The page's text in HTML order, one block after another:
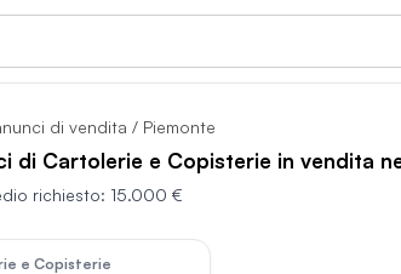
di vendita / Piemonte
di Cartolerie e Copisterie in vendita
richiesto: 15.000 €
e Copisterie